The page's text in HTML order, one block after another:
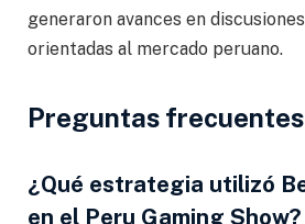
generaron avances en
orientadas al mercado peruano.
Preguntas frecuentes
¿Qué estrategia utilizó
en el Peru Gaming Show?